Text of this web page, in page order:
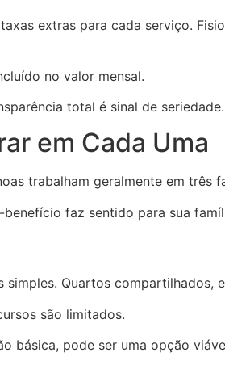
extras para cada serviço.
no valor mensal.
total é sinal de seriedade.
em Cada Uma
trabalham geralmente em três
faz sentido para sua
Quartos compartilhados,
são limitados.
básica, pode ser uma opção